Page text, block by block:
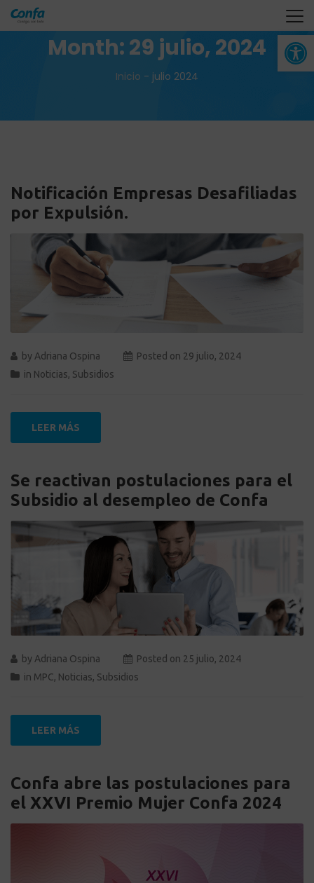
Abrir
Month:29 julio, 2024
Inicio - julio 2024
Notificación Empresas Desafiliadas
por Expulsión.
by Adriana Ospina Posted on 29 julio, 2024
in Noticias, Subsidios
LEER MÁS
Se reactivan postulaciones para el
Subsidio al desempleo de Confa
byAdriana Ospina Posted on 25 julio, 2024
in MPC, Noticias, Subsidios
LEER MÁS
Confa abre las postulaciones para
el XXVI Premio Mujer Confa 2024